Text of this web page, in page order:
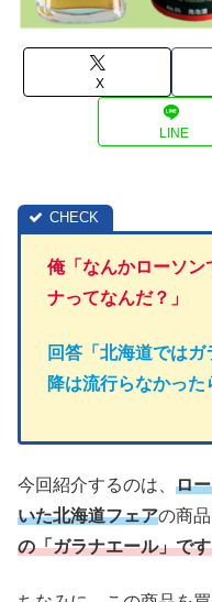
X
LINE
俺「なんかローソン
ナってなんだ？」
回答「北海道では
降は流行らなかった
今回紹介するのは、 ロ
いた北海道フェアの商品
の「ガラナエール」で